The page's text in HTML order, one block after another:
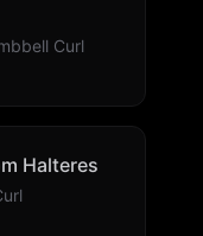
Curl
Halteres